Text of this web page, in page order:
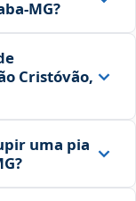
Cristóvão,
uma pia